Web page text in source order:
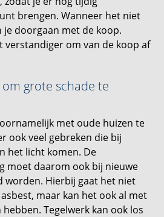
brengen. Wanneer het niet
je doorgaan met de koop.
verstandiger om van de koop af
grote schade te
met oude huizen te
ook veel gebreken die bij
het licht komen. De
moet daarom ook bij nieuwe
worden. Hierbij gaat het niet
maar kan het ook al met
Tegelwerk kan ook los